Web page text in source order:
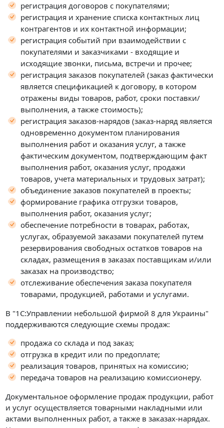
регистрация договоров с покупателями;
регистрация и хранение списка контактных лиц
контрагентов и их контактной информации;
регистрация событий при взаимодействии с
покупателями и заказчиками - входящие и
исходящие звонки, письма, встречи и прочее;
регистрация заказов покупателей (заказ фактически
является спецификацией к договору, в котором
отражены виды товаров, работ, сроки поставки/
выполнения, а также стоимость);
регистрация заказов-нарядов (заказ-наряд является
одновременно документом планирования
выполнения работ и оказания услуг, а также
фактическим документом, подтверждающим факт
выполнения работ, оказания услуг, продажи
товаров, учета материальных и трудовых затрат);
объединение заказов покупателей в проекты;
формирование графика отгрузки товаров,
выполнения работ, оказания услуг;
обеспечение потребности в товарах, работах,
услугах, образуемой заказами покупателей путем
резервирования свободных остатков товаров на
складах, размещения в заказах поставщикам и/или
заказах на производство;
отслеживание обеспечения заказа покупателя
товарами, продукцией, работами и услугами.
В "1С:Управлении небольшой фирмой 8 для Украины"
поддерживаются следующие схемы продаж:
продажа со склада и под заказ;
отгрузка в кредит или по предоплате;
реализация товаров, принятых на комиссию;
передача товаров на реализацию комиссионеру.
Документальное оформление продаж продукции, работ
и услуг осуществляется товарными накладными или
актами выполненных работ, а также в заказах-нарядах.